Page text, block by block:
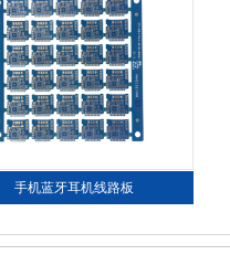
手机蓝牙耳机线路板